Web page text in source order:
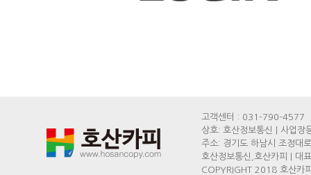
고객센터 : 031-790-4577
상호: 호산정보통신 | 사업
주소: 경기도 하남시 조정대
호산정보통신,호산카피 | 대
COPYRIGHT 2018 호산카